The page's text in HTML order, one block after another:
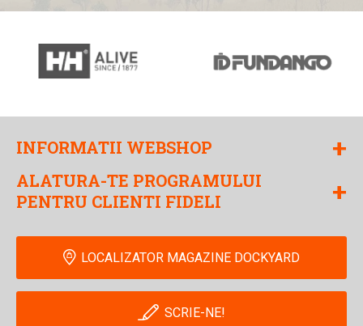
INFORMATII WEBSHOP +
ALATURA-TE PROGRAMULUI
PENTRU CLIENTI FIDELI
+
LOCALIZATOR MAGAZINE DOCKYARD
SCRIE-NE!